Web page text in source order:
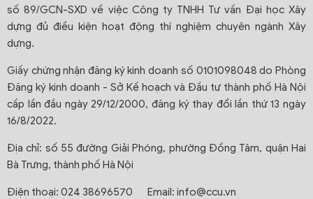
số 89/GCN-SXD về việc Công ty TNHH Tư vấn Đại học Xây
dựng đủ điều kiện hoạt động thí nghiệm chuyên ngành Xây
dựng.
Giấy chứng nhận đăng ký kinh doanh số 0101098048 do Phòng
Đăng ký kinh doanh - Sở Kế hoạch và Đầu tư thành phố Hà Nội
cấp lần đầu ngày 29/12/2000, đăng ký thay đổi lần thứ 13 ngày
16/8/2022.
Địa chỉ: số 55 đường Giải Phóng, phường Đồng Tâm, quận Hai
Bà Trưng, thành phố Hà Nội
Điện thoại: 024 38696570 Email: info@ccu.vn